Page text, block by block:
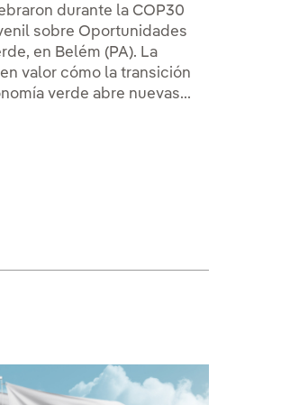
un plan ya pensamos en
un plan ya pensamos en
durante la COP30
sobre Oportunidades
en Belém (PA). La
valor cómo la transición
verde abre nuevas...
Iberdrola y Neoenergia promueven un
Iberdrola y Neoenergia promueven